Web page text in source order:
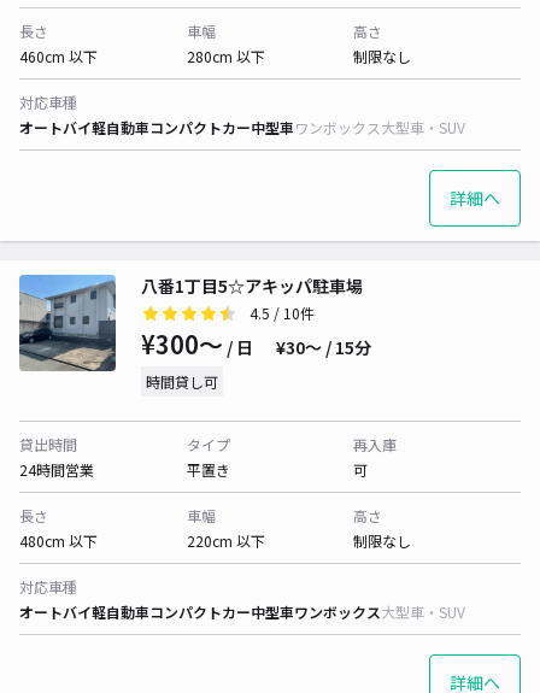
長さ
460cm 以下
車幅
280cm 以下
高さ
制限なし
対応車種
オートバイ軽自動車コンパクトカー中型車ワンボックス大型車・SUV
詳細へ
八番1丁目5☆アキッパ駐車場
4.5 / 10件
¥300〜 / 日 ¥30〜 / 15分
時間貸し可
貸出時間
24時間営業
タイプ
平置き
再入庫
可
長さ
480cm 以下
車幅
220cm 以下
高さ
制限なし
対応車種
オートバイ軽自動車コンパクトカー中型車ワンボックス大型車・SUV
詳細へ